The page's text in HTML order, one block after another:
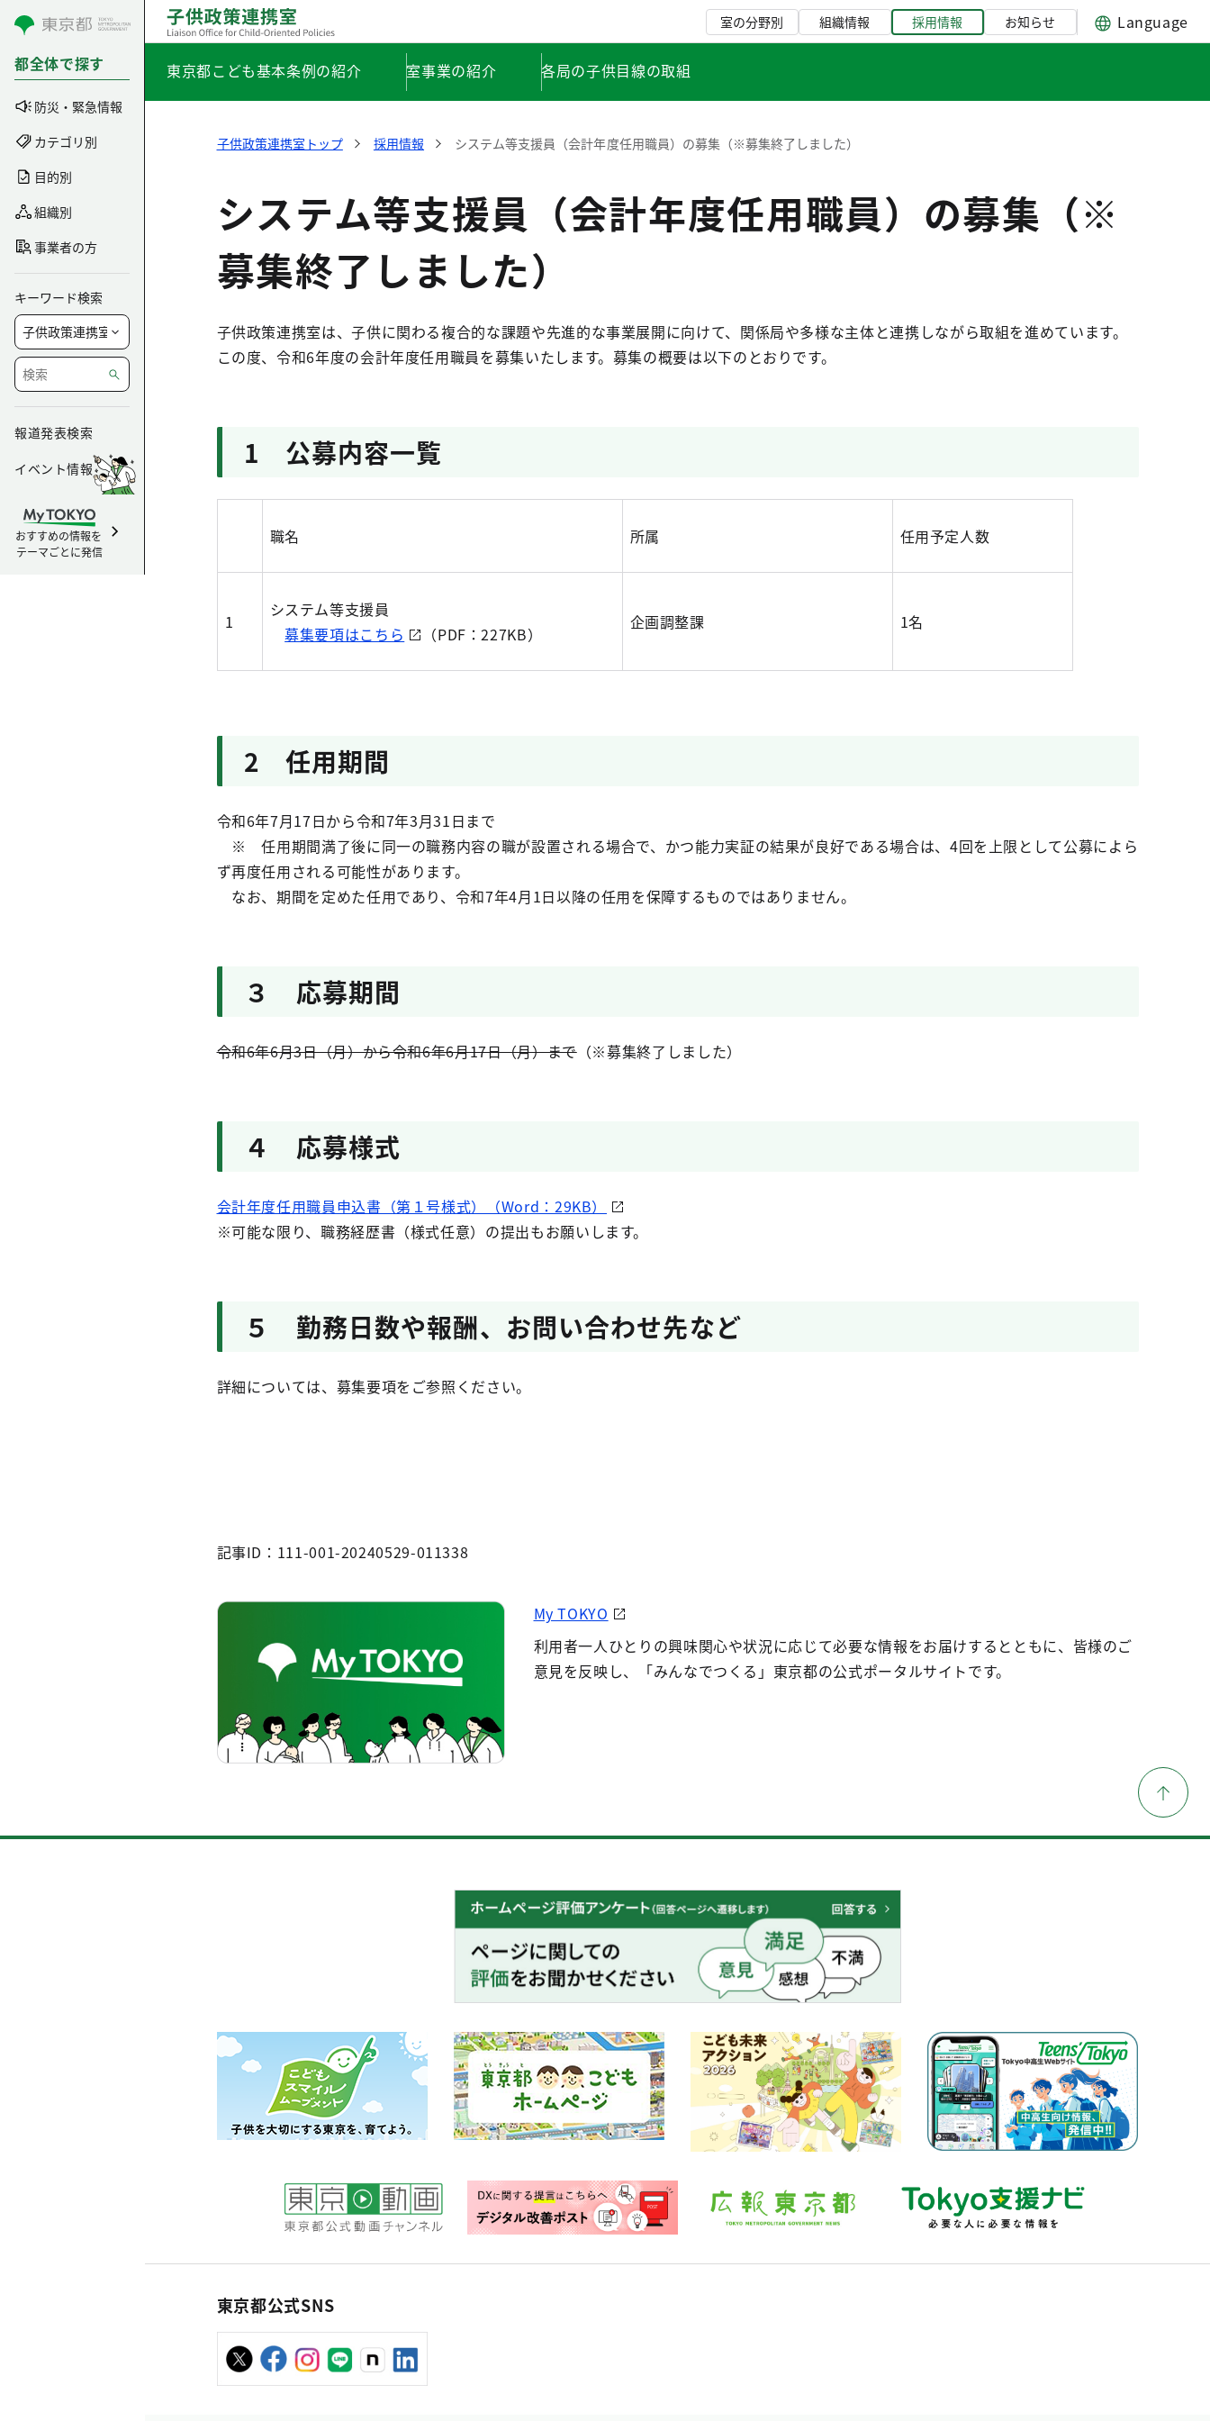
コンテンツにスキップ
都全体で探す
防災・緊急情報
カテゴリ別
目的別
組織別
事業者の方
キーワード検索
報道発表検索
イベント情報
おすすめの情報を
テーマごとに発信
室の分野別 組織情報 採用情報 お知らせ Language
東京都こども基本条例の紹介 室事業の紹介 各局の子供目線の取組
子供政策連携室トップ 採用情報 システム等支援員（会計年度任用職員）の募集（※募集終了しました）
システム等支援員（会計年度任用職員）の募集（※
募集終了しました）
子供政策連携室は、子供に関わる複合的な課題や先進的な事業展開に向けて、関係局や多様な主体と連携しながら取組を進めています。
この度、令和6年度の会計年度任用職員を募集いたします。募集の概要は以下のとおりです。
1 公募内容一覧
職名 所属 任用予定人数
1
システム等支援員
募集要項はこちら
（PDF：227KB）
企画調整課 1名
2 任用期間
令和6年7月17日から令和7年3月31日まで
※ 任用期間満了後に同一の職務内容の職が設置される場合で、かつ能力実証の結果が良好である場合は、4回を上限として公募によら
ず再度任用される可能性があります。
なお、期間を定めた任用であり、令和7年4月1日以降の任用を保障するものではありません。
３ 応募期間
令和6年6月3日（月）から令和6年6月17日（月）まで（※募集終了しました）
４ 応募様式
会計年度任用職員申込書（第１号様式）（Word：29KB）
※可能な限り、職務経歴書（様式任意）の提出もお願いします。
５ 勤務日数や報酬、お問い合わせ先など
詳細については、募集要項をご参照ください。
記事ID：111-001-20240529-011338
My TOKYO
利用者一人ひとりの興味関心や状況に応じて必要な情報をお届けするとともに、皆様のご
意見を反映し、「みんなでつくる」東京都の公式ポータルサイトです。
東京都公式SNS